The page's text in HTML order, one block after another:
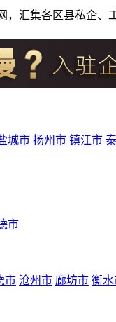
汇集各区县私企
城市 扬州市 镇江市
市
市 沧州市 廊坊市 衡水